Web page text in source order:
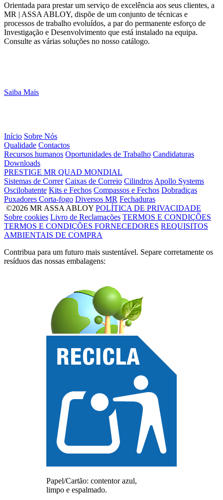
Orientada para prestar um serviço de excelência aos seus clientes, a
MR | ASSA ABLOY, dispõe de um conjunto de técnicas e
processos de trabalho evoluídos, a par do permanente esforço de
Investigação e Desenvolvimento que está instalado na equipa.
Consulte as várias soluções no nosso catálogo.
Saiba Mais
Início Sobre Nós
Qualidade Contactos
Recursos humanos Oportunidades de Trabalho Candidaturas
Downloads
PRESTIGE MR QUAD MONDIAL
Sistemas de Correr Caixas de Correio Cilindros Apollo Systems
Oscilobatente Kits e Fechos Compassos e Fechos Dobradiças
Puxadores Corta-fogo Diversos MR Fechaduras
©2026 MR ASSA ABLOY POLÍTICA DE PRIVACIDADE
Sobre cookies Livro de Reclamações TERMOS E CONDIÇÕES
TERMOS E CONDIÇÕES FORNECEDORES REQUISITOS
AMBIENTAIS DE COMPRA
Contribua para um futuro mais sustentável. Separe corretamente os
resíduos das nossas embalagens:
Papel/Cartão: contentor azul,
limpo e espalmado.